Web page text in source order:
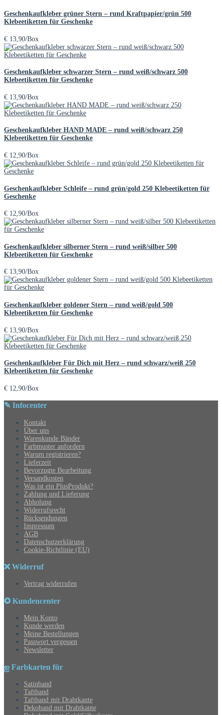
Geschenkaufkleber grüner Stern – rund Kraftpapier/grün 500
Klebeetiketten für Geschenke
€ 13,90/Box
Geschenkaufkleber schwarzer Stern – rund weiß/schwarz 500
Klebeetiketten für Geschenke
€ 13,90/Box
Geschenkaufkleber HAND MADE – rund weiß/schwarz 250
Klebeetiketten für Geschenke
€ 12,90/Box
Geschenkaufkleber Schleife – rund grün/gold 250 Klebeetiketten für
Geschenke
€ 12,90/Box
Geschenkaufkleber silberner Stern – rund weiß/silber 500
Klebeetiketten für Geschenke
€ 13,90/Box
Geschenkaufkleber goldener Stern – rund weiß/gold 500
Klebeetiketten für Geschenke
€ 13,90/Box
Geschenkaufkleber Für Dich mit Herz – rund schwarz/weiß 250
Klebeetiketten für Geschenke
€ 12,90/Box
✎ Infocenter
Kontakt
Über uns
Warenkunde Bänder
Farbmuster anfordern
Warum registrieren?
Lieferzeit
Bevorzugte Bearbeitung
Versandkosten
Was ist ein PlusProdukt?
Zahlung und Lieferung
Abholung
Widerrufsrecht
Rücksendungen
Impressum
AGB
Datenschutzerklärung
Cookie-Richtlinie (EU)
❌ Widerruf
Vertrag widerrufen
✪ Kundencenter
Mein Konto
Kunde werden
Meine Bestellungen
Passwort vergessen
Newsletter
ஐ Farbkarten für
Satinband
Taftband
Taftband mit Drahtkante
Dekoband mit Drahtkante